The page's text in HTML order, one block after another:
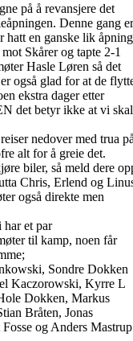
på å revansjere det
Denne gang er
hatt en ganske lik åpning
Skårer og tapte 2-1
Hasle Løren så det
også glad for at de
ekstra dager etter
det betyr ikke at vi skal
nedover med trua
alt for å greie det.
biler, så meld dere
Chris, Erlend og
også direkte men
et par
til kamp, noen får
Sondre Dokken
Kaczorowski, Kyrre L
Dokken, Markus
Bråten, Jonas
og Anders